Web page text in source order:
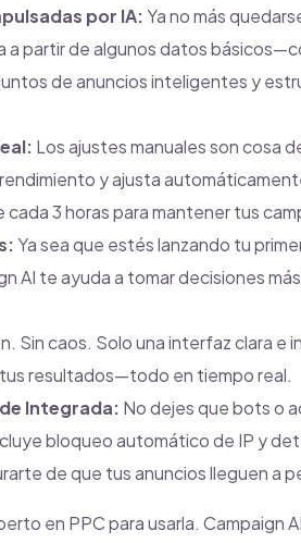
por IA: Ya no más
a partir de algunos datos
de anuncios inteligentes y
Los ajustes manuales son cosa
y ajusta
3 horas para mantener tus
Ya sea que estés lanzando tu
AI te ayuda a tomar decisiones
Sin caos. Solo una interfaz clara e
resultados—todo en tiempo real.
Integrada: No dejes que bots o
bloqueo automático de IP y
de que tus anuncios lleguen a
en PPC para usarla. Campaign